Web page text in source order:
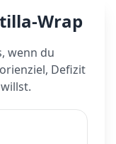
Wrap
wenn du
Defizit